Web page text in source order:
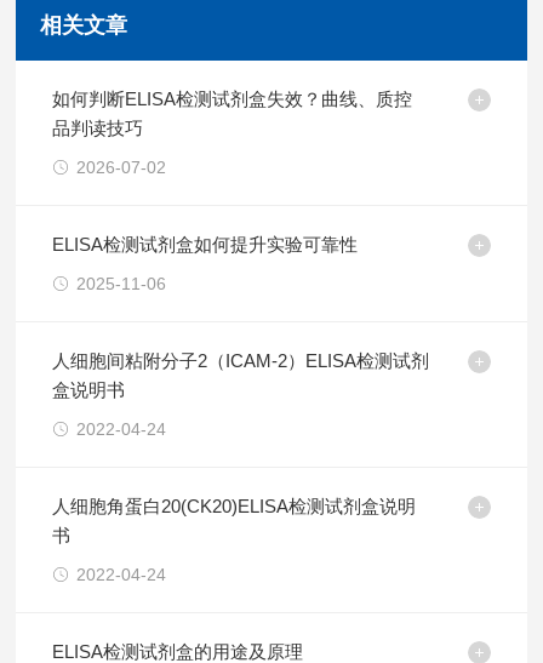
相关文章
如何判断ELISA检测试剂盒失效？曲线、质控
品判读技巧
2026-07-02
ELISA检测试剂盒如何提升实验可靠性
2025-11-06
人细胞间粘附分子2（ICAM-2）ELISA检测试剂
盒说明书
2022-04-24
人细胞角蛋白20(CK20)ELISA检测试剂盒说明
书
2022-04-24
ELISA检测试剂盒的用途及原理